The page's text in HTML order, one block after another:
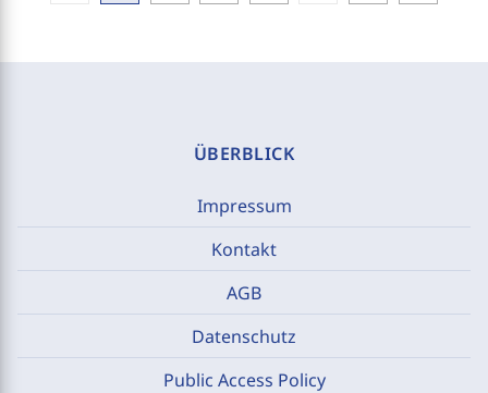
ÜBERBLICK
Impressum
Kontakt
AGB
Datenschutz
Public Access Policy